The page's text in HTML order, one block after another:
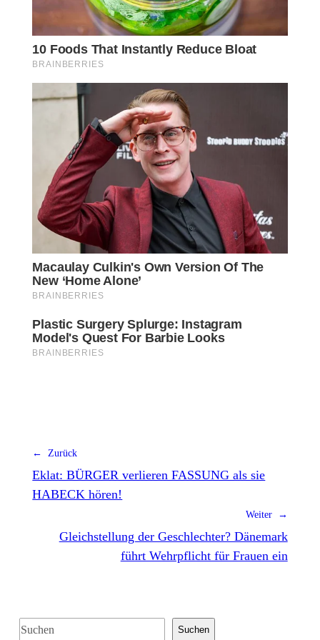
← Zurück
Eklat: BÜRGER verlieren FASSUNG als sie
HABECK hören!
Weiter →
Gleichstellung der Geschlechter? Dänemark
führt Wehrpflicht für Frauen ein
S
Suchen